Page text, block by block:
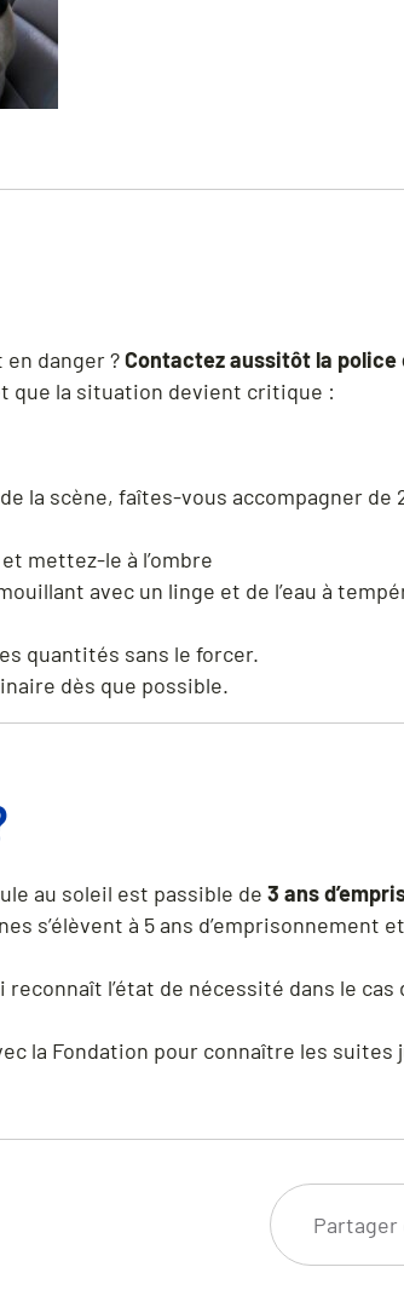
en danger ?Contactez aussitôt la police
que la situation devient critique :
la scène, faîtes-vous accompagner
mettez-le à l’ombre
avec un linge et de l’eau à
quantités sans le forcer.
dès que possible.
au soleil est passible de 3 ans
s’élèvent à 5 ans d’emprisonnement
l’état de nécessité dans le cas
la Fondation pour connaître les